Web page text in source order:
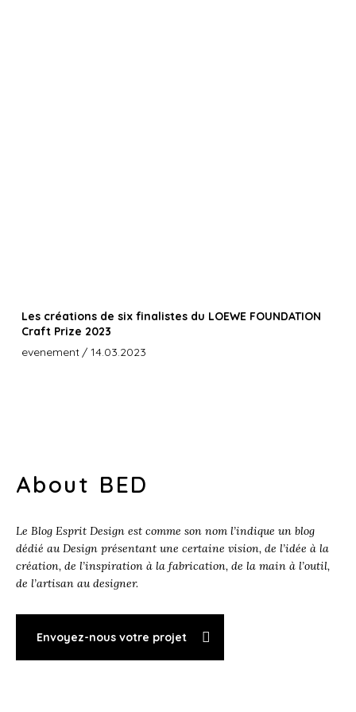
Les créations de six finalistes du LOEWE FOUNDATION
Craft Prize 2023
evenement / 14.03.2023
About BED
Le Blog Esprit Design est comme son nom l’indique un blog
dédié au Design présentant une certaine vision, de l’idée à la
création, de l’inspiration à la fabrication, de la main à l’outil,
de l’artisan au designer.
Envoyez-nous votre projet